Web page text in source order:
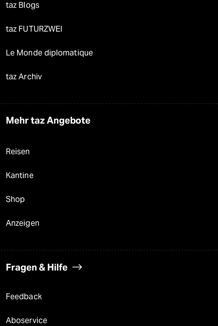
taz Blogs
taz FUTURZWEI
Le Monde diplomatique
taz Archiv
Mehr taz Angebote
Reisen
Kantine
Shop
Anzeigen
Fragen & Hilfe
Feedback
Aboservice